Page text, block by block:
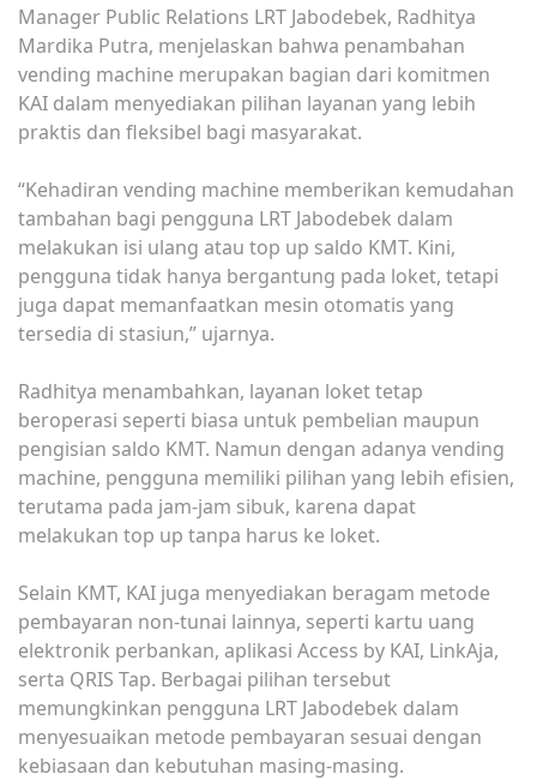
Manager Public Relations LRT Jabodebek, Radhitya
Mardika Putra, menjelaskan bahwa penambahan
vending machine merupakan bagian dari komitmen
KAI dalam menyediakan pilihan layanan yang lebih
praktis dan fleksibel bagi masyarakat.
“Kehadiran vending machine memberikan kemudahan
tambahan bagi pengguna LRT Jabodebek dalam
melakukan isi ulang atau top up saldo KMT. Kini,
pengguna tidak hanya bergantung pada loket, tetapi
juga dapat memanfaatkan mesin otomatis yang
tersedia di stasiun,” ujarnya.
Radhitya menambahkan, layanan loket tetap
beroperasi seperti biasa untuk pembelian maupun
pengisian saldo KMT. Namun dengan adanya vending
machine, pengguna memiliki pilihan yang lebih efisien,
terutama pada jam-jam sibuk, karena dapat
melakukan top up tanpa harus ke loket.
Selain KMT, KAI juga menyediakan beragam metode
pembayaran non-tunai lainnya, seperti kartu uang
elektronik perbankan, aplikasi Access by KAI, LinkAja,
serta QRIS Tap. Berbagai pilihan tersebut
memungkinkan pengguna LRT Jabodebek dalam
menyesuaikan metode pembayaran sesuai dengan
kebiasaan dan kebutuhan masing-masing.